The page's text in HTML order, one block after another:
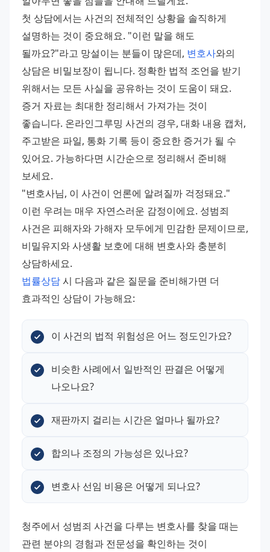
첫 상담에서는 사건의 전체적인 상황을 솔직하게
설명하는 것이 중요해요. "이런 말을 해도
될까요?"라고 망설이는 분들이 많은데, 변호사와의
상담은 비밀보장이 됩니다. 정확한 법적 조언을 받기
위해서는 모든 사실을 공유하는 것이 도움이 돼요.
증거 자료는 최대한 정리해서 가져가는 것이
좋습니다. 온라인그루밍 사건의 경우, 대화 내용 캡처,
주고받은 파일, 통화 기록 등이 중요한 증거가 될 수
있어요. 가능하다면 시간순으로 정리해서 준비해
보세요.
"변호사님, 이 사건이 언론에 알려질까 걱정돼요."
이런 우려는 매우 자연스러운 감정이에요. 성범죄
사건은 피해자와 가해자 모두에게 민감한 문제이므로,
비밀유지와 사생활 보호에 대해 변호사와 충분히
상담하세요.
법률상담 시 다음과 같은 질문을 준비해가면 더
효과적인 상담이 가능해요:
이 사건의 법적 위험성은 어느 정도인가요?
비슷한 사례에서 일반적인 판결은 어떻게
나오나요?
재판까지 걸리는 시간은 얼마나 될까요?
합의나 조정의 가능성은 있나요?
변호사 선임 비용은 어떻게 되나요?
청주에서 성범죄 사건을 다루는 변호사를 찾을 때는
관련 분야의 경험과 전문성을 확인하는 것이